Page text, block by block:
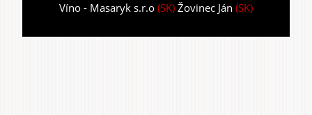
Víno - Masaryk s.r.o (SK) Žovinec Ján (SK)